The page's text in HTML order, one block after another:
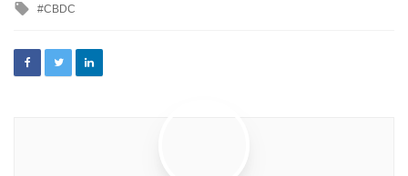
CBDC